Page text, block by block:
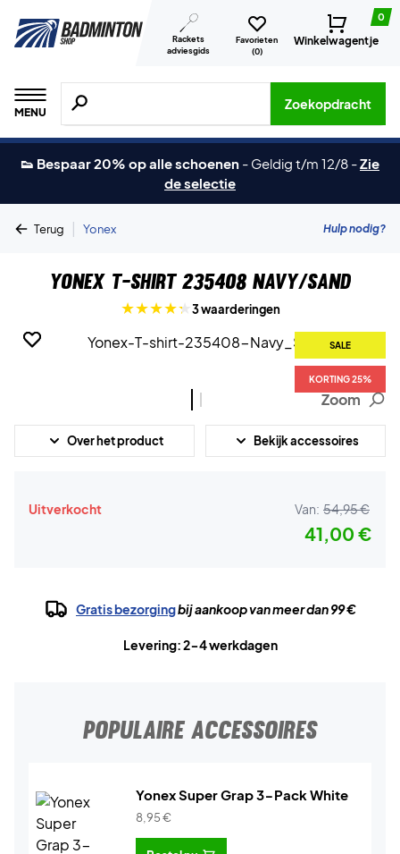
Rackets
adviesgids
Favorieten
(0)
0
Winkelwagentje
MENU
Zoeken naar producten, merken etc.
Zoekopdracht
👟 Bespaar 20% op alle schoenen - Geldig t/m 12/8 -Zie
de selectie
Terug | Yonex Hulp nodig?
Yonex T-shirt 235408 Navy/Sand
3 waarderingen
SALE
KORTING 25%
SALE
KORTING 25%
Zoom
Over het product Bekijk accessoires
Uitverkocht Van: 54,95 €
41,00 €
Gratis bezorgingbij aankoop van meer dan 99 €
Levering: 2-4 werkdagen
POPULAIRE ACCESSOIRES
Yonex Super Grap 3-Pack White
8,95€